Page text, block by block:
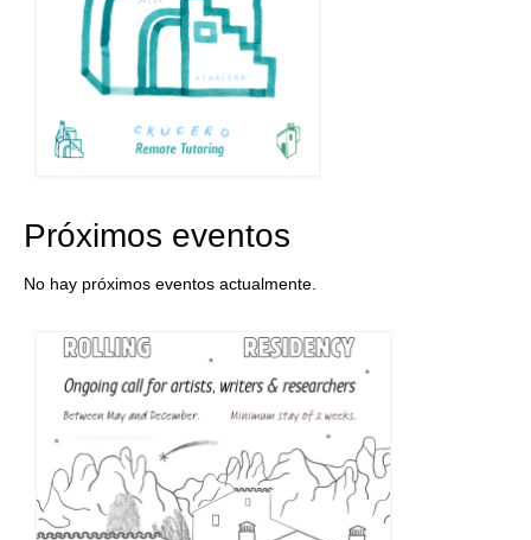
Próximos eventos
No hay próximos eventos actualmente.